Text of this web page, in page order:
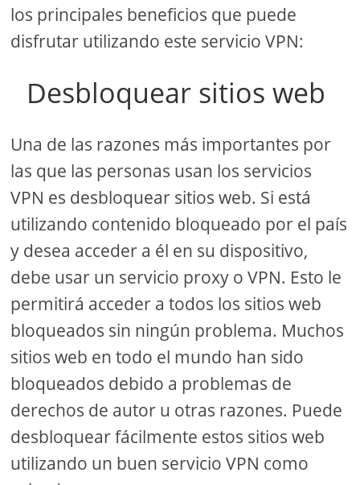
los principales beneficios que puede
disfrutar utilizando este servicio VPN:
Desbloquear sitios web
Una de las razones más importantes por
las que las personas usan los servicios
VPN es desbloquear sitios web. Si está
utilizando contenido bloqueado por el país
y desea acceder a él en su dispositivo,
debe usar un servicio proxy o VPN. Esto le
permitirá acceder a todos los sitios web
bloqueados sin ningún problema. Muchos
sitios web en todo el mundo han sido
bloqueados debido a problemas de
derechos de autor u otras razones. Puede
desbloquear fácilmente estos sitios web
utilizando un buen servicio VPN como